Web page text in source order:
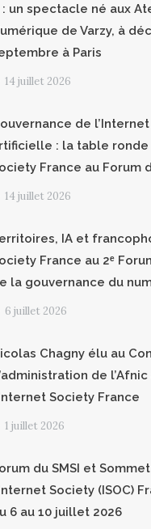
: un spectacle né aux
de Varzy, à
à Paris
14 juillet 2026
de
: la table ronde
France au Forum
14 juillet 2026
IA et
France au 2ᵉ
la gouvernance du
6 juillet 2026
Chagny élu au
de
Society France
1 juillet 2026
du SMSI et
Society (ISOC)
6 au 10 juillet 2026